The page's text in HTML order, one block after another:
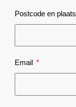
Postcode en plaats
Email